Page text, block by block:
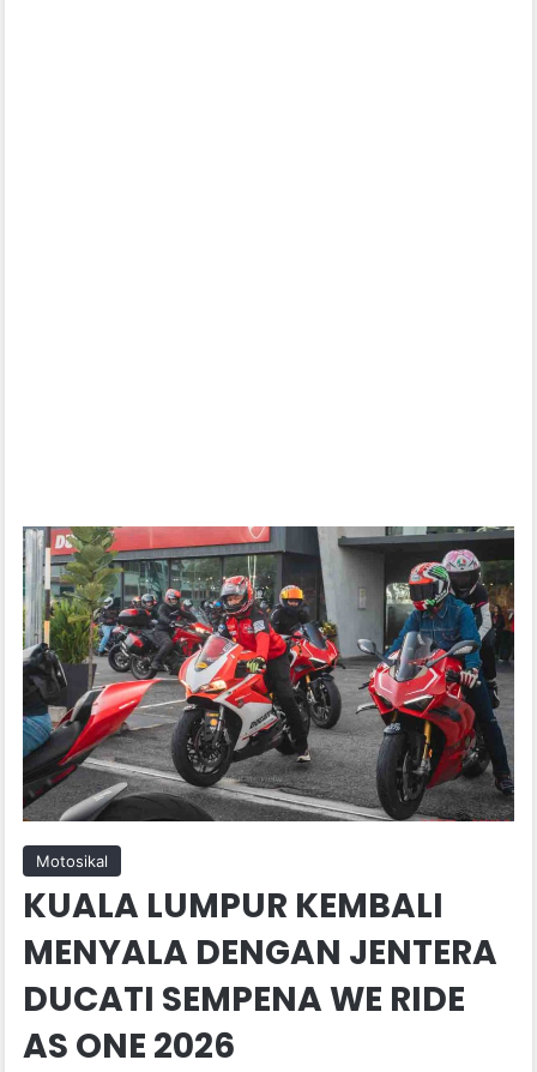
Motosikal
KUALA LUMPUR KEMBALI
MENYALA DENGAN JENTERA
DUCATI SEMPENA WE RIDE
AS ONE 2026